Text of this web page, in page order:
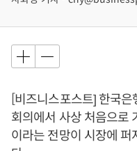
[비즈니스포스트] 한국
회의에서 사상 처음으로
이라는 전망이 시장에